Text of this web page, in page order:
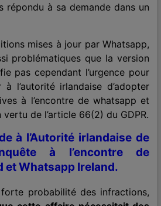
répondu à sa demande dans un
mises à jour par Whatsapp,
problématiques que la version
pas cependant l’urgence pour
à l’autorité irlandaise d’adopter
à l’encontre de whatsapp et
de l’article 66(2) du GDPR.
à l’Autorité irlandaise de
à l’encontre de
et Whatsapp Ireland.
probabilité des infractions,